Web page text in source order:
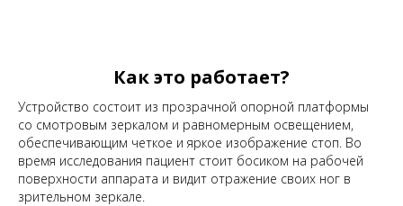
Как это работает?
Устройство состоит из прозрачной опорной платформы
со смотровым зеркалом и равномерным освещением,
обеспечивающим четкое и яркое изображение стоп. Во
время исследования пациент стоит босиком на рабочей
поверхности аппарата и видит отражение своих ног в
зрительном зеркале.